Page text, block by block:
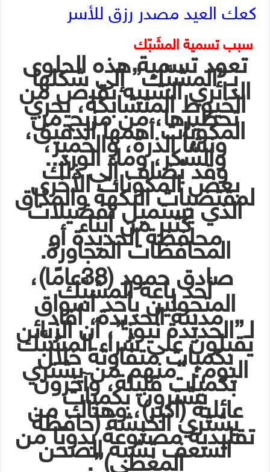
كعك العيد مصدر رزق للأسر
سبب تسمية المشَبّك
تعود تسمية هذه الحلوى
بـ”المشبَّك” إلى شكلها
الدائري الشبيه بقرص من
الخيوط المتشابكة، يجري
تحظيرها، من مزيج من
المكونات أهمها الدقيق،
ونشأ الذرة، والخمير،
والسُّكر، وماء الورد..
وقد يُضاف إلى ذلك
بعض المكونات الأخرى
لمقتضيات النكهة والمذاق
الذي يستميل تفضيلات
كثير من أبناء
محافظة الحديدة أو
المحافظات المجاورة.
صادق حمود (38عامًا)،أحد باعة المشبَّك
المتجولين بأحد أسواق
مدينة الحديدة، أفاد
لـ”الحديدة نيوز”، أن الزبائن
يقبلون على شراء المشبَّك
بكميات متفاوتة خلال
اليوم؛ “منهم من يشتري
بكميات قليلة، وآخرون
يشترون بكميات
عائلية (أكبر)، وهناك من
يشتري الخيشة (حافظة
تقليدية مصنوعة يدويًا من
السعف تشبه الصحن
المغطى)”.